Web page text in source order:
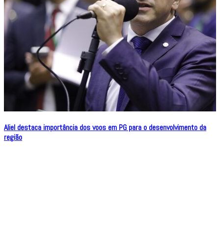
Aliel destaca importância dos voos em PG para o desenvolvimento da
região